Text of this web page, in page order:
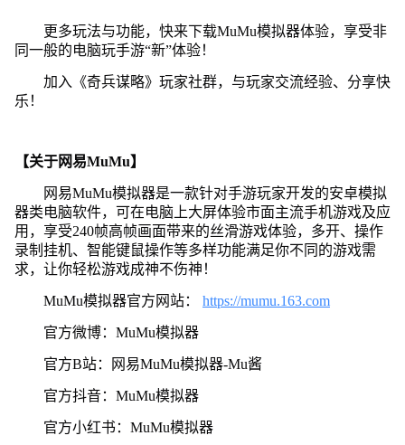
更多玩法与功能，快来下载MuMu模拟器体验，享受非
同一般的电脑玩手游“新”体验！
加入《奇兵谋略》玩家社群，与玩家交流经验、分享快
乐！
【关于网易MuMu】
网易MuMu模拟器是一款针对手游玩家开发的安卓模拟
器类电脑软件，可在电脑上大屏体验市面主流手机游戏及应
用，享受240帧高帧画面带来的丝滑游戏体验，多开、操作
录制挂机、智能键鼠操作等多样功能满足你不同的游戏需
求，让你轻松游戏成神不伤神！
MuMu模拟器官方网站： https://mumu.163.com
官方微博：MuMu模拟器
官方B站：网易MuMu模拟器-Mu酱
官方抖音：MuMu模拟器
官方小红书：MuMu模拟器